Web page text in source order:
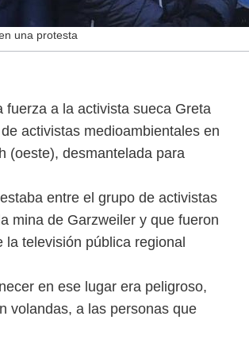
una protesta
a la activista sueca Greta
activistas medioambientales en
(oeste), desmantelada para
entre el grupo de activistas
mina de Garzweiler y que fueron
la televisión pública regional
en ese lugar era peligroso,
volandas, a las personas que